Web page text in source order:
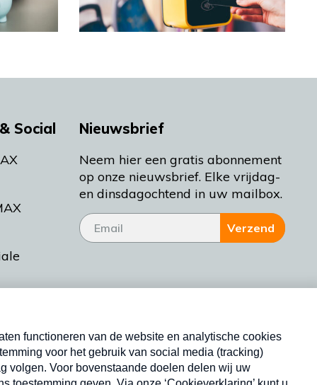
Social
Bakt
Nieuwsbrief
Neem hier een gratis abonnement
op onze nieuwsbrief. Elke vrijdag-
en dinsdagochtend in uw mailbox.
Verzend
Nieuwsbrief
Neem hier een gratis abonnement op onze